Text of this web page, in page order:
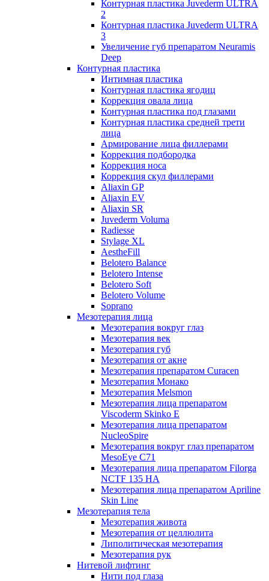
Контурная пластика Juvederm ULTRA
2
Контурная пластика Juvederm ULTRA
3
Увеличение губ препаратом Neuramis
Deep
Контурная пластика
Интимная пластика
Контурная пластика ягодиц
Коррекция овала лица
Контурная пластика под глазами
Контурная пластика средней трети
лица
Армирование лица филлерами
Коррекция подбородка
Коррекция носа
Коррекция скул филлерами
Aliaxin GP
Aliaxin EV
Aliaxin SR
Juvederm Voluma
Radiesse
Stylage XL
AestheFill
Belotero Balance
Belotero Intense
Belotero Soft
Belotero Volume
Soprano
Мезотерапия лица
Мезотерапия вокруг глаз
Мезотерапия век
Мезотерапия губ
Мезотерапия от акне
Мезотерапия препаратом Curacen
Мезотерапия Монако
Мезотерапия Melsmon
Мезотерапия лица препаратом
Viscoderm Skinko E
Мезотерапия лица препаратом
NucleoSpire
Мезотерапия вокруг глаз препаратом
MesoEye С71
Мезотерапия лица препаратом Filorga
NCTF 135 HA
Мезотерапия лица препаратом Apriline
Skin Line
Мезотерапия тела
Мезотерапия живота
Мезотерапия от целлюлита
Липолитическая мезотерапия
Мезотерапия рук
Нитевой лифтинг
Нити под глаза